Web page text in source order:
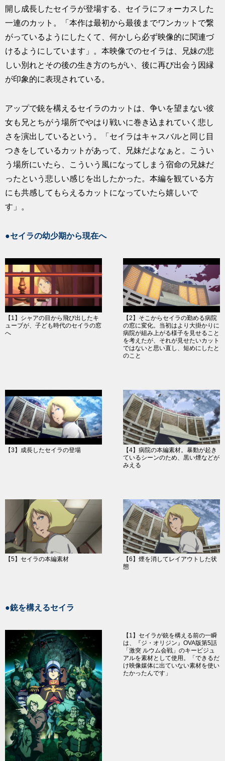
開し成長したセイラが登場する、セイラにフォーカスした
一連のカット。「本作は最初から最後までワンカットで繋
がっているようにしたくて、何かしら必ず映像的に関連づ
けるようにしています」。本映像でのセイラは、兄妹の悲
しい別れとその後の生き方のちがい、後に再び出会う因縁
が印象的に表現されている。
アップで銃を構えるセイラのカットは、争いを望まない彼
女も兄とちがう場所でやはり戦いに巻き込まれていく悲し
さを演出しているという。「セイラはキャスバルと同じ目
つきをしているカットがあって、兄妹だよなぁと。こうい
う場所にいたら、こういう風になってしまう宿命の兄妹だ
ったという悲しい感じを出したかった。本編を観ている方
にも共感してもらえるカットになっていたら嬉しいで
す」。
●セイラの幼少期から現在へ
【1】シャアの目から飛び出したキ
ューブが、子ども時代のセイラの窓
へ
【2】そこからセイラの勤める病院
の窓に変化。当初はより大掛かりに
病院が組み上がる様子を見せること
を考えたが、それが見せたいカット
ではないと思い直し、短めにしたと
のこと
【3】成長したセイラの登場
【4】病院の本編素材。暴動が起き
ているシーンのため、黒い煙などが
みえる
【5】セイラの本編素材
【6】煙を消してレイアウトした状
態
●銃を構えるセイラ
【1】セイラが銃を構える前の一瞬
は、『ジ・オリジン』OVA版第5話
「激突 ルウム会戦」のキービジュ
アルを素材として使用。「できるだ
け映像媒体に出ていない素材を使い
たかったんです」